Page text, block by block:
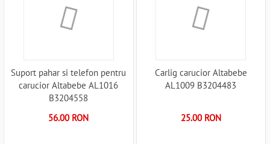
Suport pahar si telefon pentru
carucior Altabebe AL1016
B3204558
56.00 RON
Carlig carucior Altabebe
AL1009 B3204483
25.00 RON